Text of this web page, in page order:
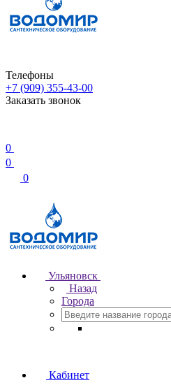
Телефоны
+7 (909) 355-43-00
Заказать звонок
0
0
0
Ульяновск
Назад
Города
Кабинет